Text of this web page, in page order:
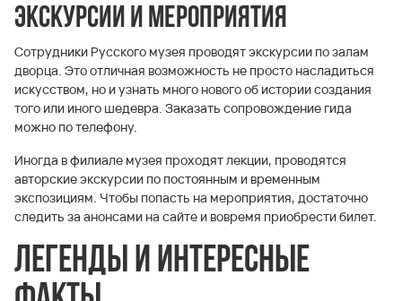
Экскурсии и мероприятия
Сотрудники Русского музея проводят экскурсии по залам
дворца. Это отличная возможность не просто насладиться
искусством, но и узнать много нового об истории создания
того или иного шедевра. Заказать сопровождение гида
можно по телефону.
Иногда в филиале музея проходят лекции, проводятся
авторские экскурсии по постоянным и временным
экспозициям. Чтобы попасть на мероприятия, достаточно
следить за анонсами на сайте и вовремя приобрести билет.
Легенды и интересные